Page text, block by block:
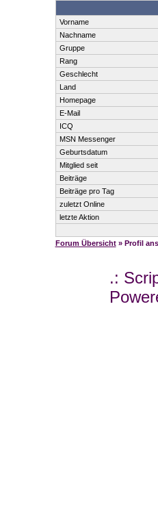
Vorname
Nachname
Gruppe
Rang
Geschlecht
Land
Homepage
E-Mail
ICQ
MSN Messenger
Geburtsdatum
Mitglied seit
Beiträge
Beiträge pro Tag
zuletzt Online
letzte Aktion
Forum Übersicht» Profil
.: